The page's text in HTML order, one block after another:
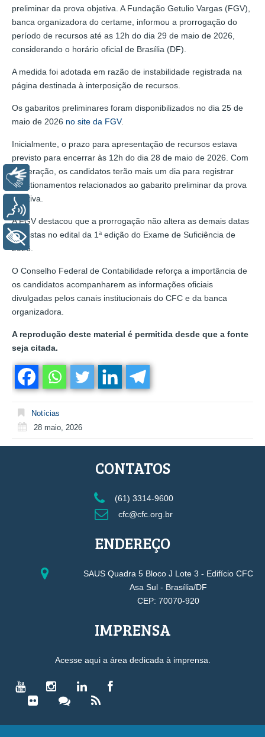
preliminar da prova objetiva. A Fundação Getulio Vargas (FGV),
banca organizadora do certame, informou a prorrogação do
período de recursos até as 12h do dia 29 de maio de 2026,
considerando o horário oficial de Brasília (DF).
A medida foi adotada em razão de instabilidade registrada na
página destinada à interposição de recursos.
Os gabaritos preliminares foram disponibilizados no dia 25 de
maio de 2026 no site da FGV.
Inicialmente, o prazo para apresentação de recursos estava
previsto para encerrar às 12h do dia 28 de maio de 2026. Com
a alteração, os candidatos terão mais um dia para registrar
questionamentos relacionados ao gabarito preliminar da prova
objetiva.
A FGV destacou que a prorrogação não altera as demais datas
previstas no edital da 1ª edição do Exame de Suficiência de
2026.
O Conselho Federal de Contabilidade reforça a importância de
os candidatos acompanharem as informações oficiais
divulgadas pelos canais institucionais do CFC e da banca
organizadora.
A reprodução deste material é permitida desde que a fonte
seja citada.
Notícias
28 maio, 2026
CONTATOS
(61) 3314-9600
cfc@cfc.org.br
ENDEREÇO
SAUS Quadra 5 Bloco J Lote 3 - Edifício CFC
Asa Sul - Brasília/DF
CEP: 70070-920
IMPRENSA
Acesse aqui a área dedicada à imprensa.
Libras
+ Acessibilidade